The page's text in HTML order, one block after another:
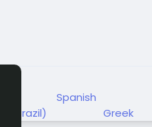
Spanish
(Brazil)
Greek